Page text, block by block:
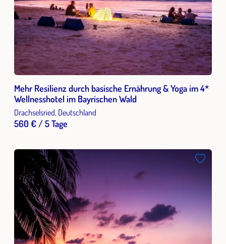
Mehr Resilienz durch basische Ernährung & Yoga im 4*
Wellnesshotel im Bayrischen Wald
Drachselsried, Deutschland
560 € / 5 Tage